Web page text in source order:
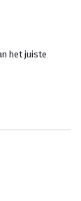
het juiste